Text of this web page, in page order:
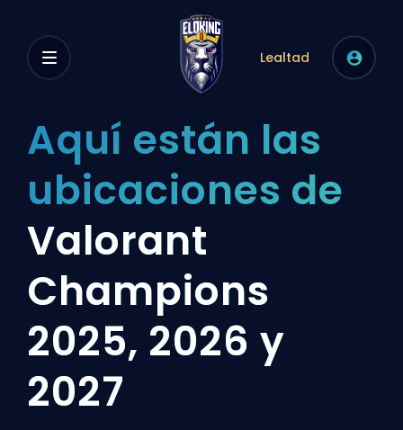
Lealtad
Aquí están las
ubicaciones de
Valorant
Champions
2025, 2026 y
2027